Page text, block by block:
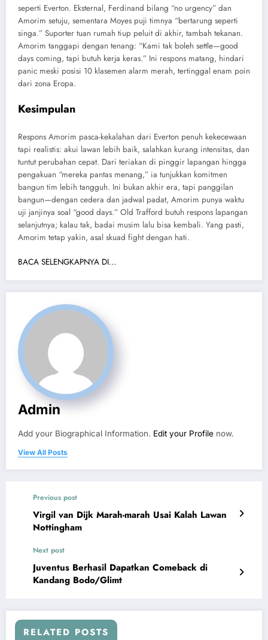
seperti Everton. Eksternal, Ferdinand bilang “no urgency” dan
Amorim setuju, sementara Moyes puji timnya “bertarung seperti
singa.” Suporter tuan rumah tiup peluit di akhir, tambah tekanan.
Amorim tanggapi dengan tenang: “Kami tak boleh settle—good
days coming, tapi butuh kerja keras.” Ini respons matang, hindari
panic meski posisi 10 klasemen alarm merah, tertinggal enam poin
dari zona Eropa.
Kesimpulan
Respons Amorim pasca-kekalahan dari Everton penuh kekecewaan
tapi realistis: akui lawan lebih baik, salahkan kurang intensitas, dan
tuntut perubahan cepat. Dari teriakan di pinggir lapangan hingga
pengakuan “mereka pantas menang,” ia tunjukkan komitmen
bangun tim lebih tangguh. Ini bukan akhir era, tapi panggilan
bangun—dengan cedera dan jadwal padat, Amorim punya waktu
uji janjinya soal “good days.” Old Trafford butuh respons lapangan
selanjutnya; kalau tak, badai musim lalu bisa kembali. Yang pasti,
Amorim tetap yakin, asal skuad fight dengan hati.
BACA SELENGKAPNYA DI…
Admin
Add your Biographical Information. Edit your Profile now.
View All Posts
Previous post
Virgil van Dijk Marah-marah Usai Kalah Lawan
Nottingham
Next post
Juventus Berhasil Dapatkan Comeback di
Kandang Bodo/Glimt
RELATED POSTS